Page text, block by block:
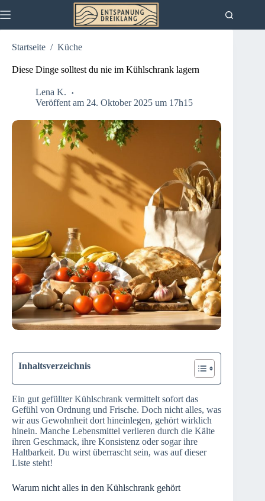
Inhalt
Startseite / Küche
Diese Dinge solltest du nie im Kühlschrank lagern
Lena K.
Veröffent am 24. Oktober 2025 um 17h15
Inhaltsverzeichnis
Ein gut gefüllter Kühlschrank vermittelt sofort das
Gefühl von Ordnung und Frische. Doch nicht alles, was
wir aus Gewohnheit dort hineinlegen, gehört wirklich
hinein. Manche Lebensmittel verlieren durch die Kälte
ihren Geschmack, ihre Konsistenz oder sogar ihre
Haltbarkeit. Du wirst überrascht sein, was auf dieser
Liste steht!
Warum nicht alles in den Kühlschrank gehört